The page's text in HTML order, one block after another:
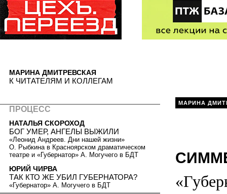
МАРИНА
МАРИНА ДМИТРЕВСКАЯ
К ЧИТАТЕЛЯМ И КОЛЛЕГАМ
ПРОЦЕСС
НАТАЛЬЯ СКОРОХОД
БОГ УМЕР, АНГЕЛЫ ВЫЖИЛИ
«Леонид Андреев. Дни нашей жизни»
О. Рыбкина в Красноярском драматическом
театре и «Губернатор» А. Могучего в БДТ
ЮРИЙ ЧИРВА
ТАК КТО ЖЕ УБИЛ ГУБЕРНАТОРА?
«Губернатор» А. Могучего в БДТ